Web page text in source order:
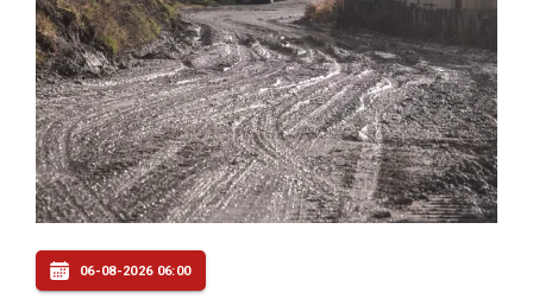
06-08-2026 06:00